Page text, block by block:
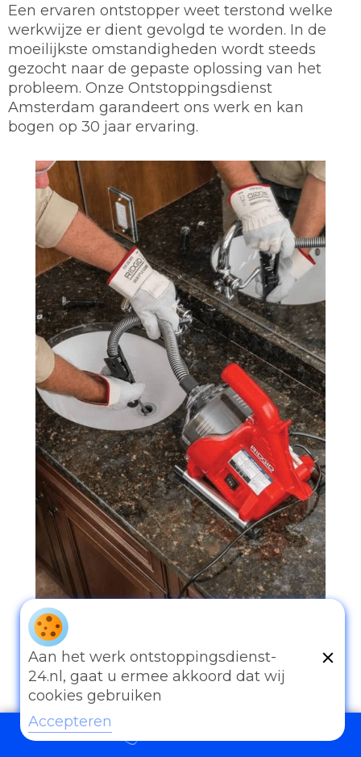
097006521500
Een ervaren ontstopper weet terstond welke
werkwijze er dient gevolgd te worden. In de
moeilijkste omstandigheden wordt steeds
gezocht naar de gepaste oplossing van het
probleem. Onze Ontstoppingsdienst
Amsterdam garandeert ons werk en kan
bogen op 30 jaar ervaring.
Andere diensten
Aan het werk ontstoppingsdienst-
24.nl, gaat u ermee akkoord dat wij
cookies gebruiken
Accepteren